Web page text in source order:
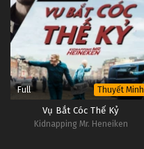
Full Thuyết Minh
Vụ Bắt Cóc Thế Kỷ
Kidnapping Mr. Heneiken